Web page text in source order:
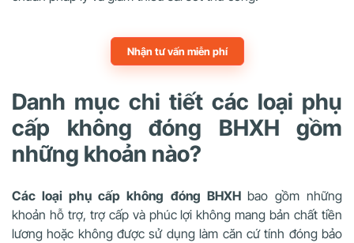
Nhận tư vấn miễn phí
Danh mục chi tiết các loại phụ
cấp không đóng BHXH gồm
những khoản nào?
Các loại phụ cấp không đóng BHXH bao gồm những
khoản hỗ trợ, trợ cấp và phúc lợi không mang bản chất tiền
lương hoặc không được sử dụng làm căn cứ tính đóng bảo